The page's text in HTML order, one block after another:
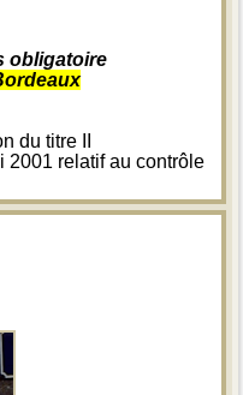
obligatoire
du titre II
2001 relatif au contrôle